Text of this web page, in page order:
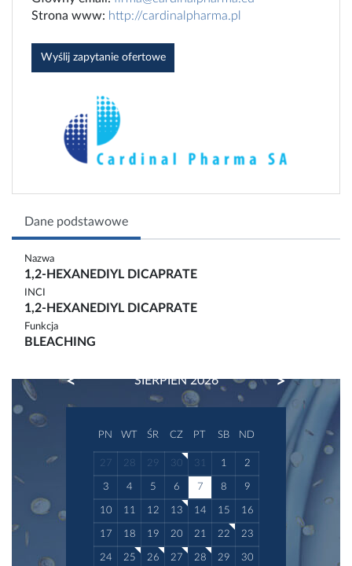
Strona www: http://cardinalpharma.pl
Wyślij zapytanie ofertowe
Dane podstawowe
Nazwa
1,2-HEXANEDIYL DICAPRATE
INCI
1,2-HEXANEDIYL DICAPRATE
Funkcja
BLEACHING
SIERPIEŃ 2026
PREVIOUS NEXT
PN WT ŚR CZ PT SB ND
27 28 29 30 31 1 2
3 4 5 6 7 8 9
10 11 12 13 14 15 16
17 18 19 20 21 22 23
24 25 26 27 28 29 30